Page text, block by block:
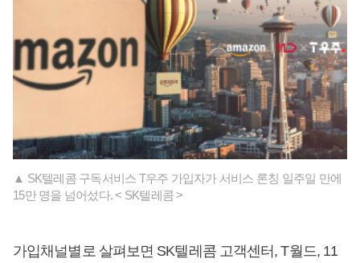
▲ SK텔레콤 구독서비스 T우주 가입자가 서비스 론칭 일주일 만에
15만 명을 넘어섰다. < SK텔레콤 >
가입채널별로 살펴보면 SK텔레콤 고객센터, T월드, 11